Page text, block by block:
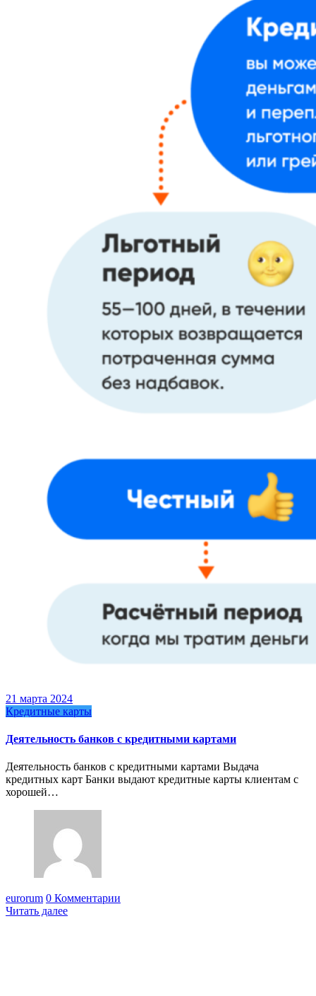
21 марта 2024
Кредитные карты
Деятельность банков с кредитными картами
Деятельность банков с кредитными картами Выдача
кредитных карт Банки выдают кредитные карты клиентам с
хорошей…
eurorum 0 Комментарии
Читать далее